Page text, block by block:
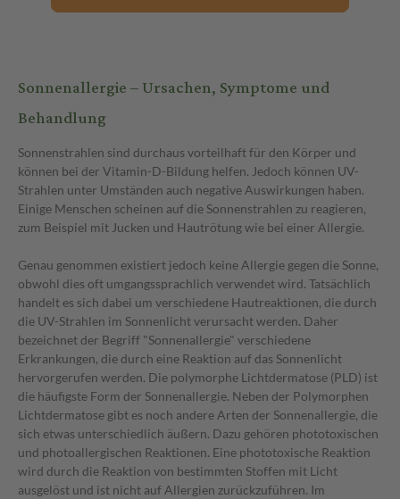
Sonnenallergie – Ursachen, Symptome und
Behandlung
Sonnenstrahlen sind durchaus vorteilhaft für den Körper und
können bei der Vitamin-D-Bildung helfen. Jedoch können UV-
Strahlen unter Umständen auch negative Auswirkungen haben.
Einige Menschen scheinen auf die Sonnenstrahlen zu reagieren,
zum Beispiel mit Jucken und Hautrötung wie bei einer Allergie.
Genau genommen existiert jedoch keine Allergie gegen die Sonne,
obwohl dies oft umgangssprachlich verwendet wird. Tatsächlich
handelt es sich dabei um verschiedene Hautreaktionen, die durch
die UV-Strahlen im Sonnenlicht verursacht werden. Daher
bezeichnet der Begriff "Sonnenallergie" verschiedene
Erkrankungen, die durch eine Reaktion auf das Sonnenlicht
hervorgerufen werden. Die polymorphe Lichtdermatose (PLD) ist
die häufigste Form der Sonnenallergie. Neben der Polymorphen
Lichtdermatose gibt es noch andere Arten der Sonnenallergie, die
sich etwas unterschiedlich äußern. Dazu gehören phototoxischen
und photoallergischen Reaktionen. Eine phototoxische Reaktion
wird durch die Reaktion von bestimmten Stoffen mit Licht
ausgelöst und ist nicht auf Allergien zurückzuführen. Im